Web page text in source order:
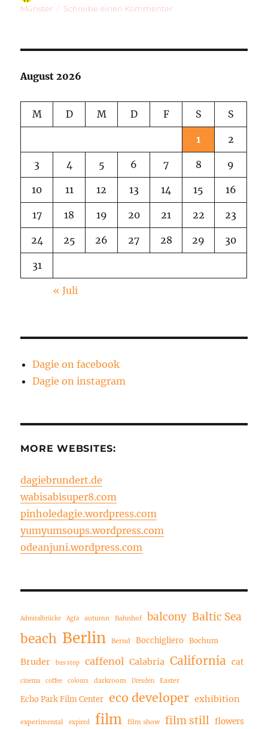
am
Münster
Schreibe einen Kommentarzu
August 2026
M D M D F S S
1 2
3 4 5 6 7 8 9
10 11 12 13 14 15 16
17 18 19 20 21 22 23
24 25 26 27 28 29 30
31
« Juli
Dagie on facebook
Dagie on instagram
MORE WEBSITES:
dagiebrundert.de
wabisabisuper8.com
pinholedagie.wordpress.com
yumyumsoups.wordpress.com
odeanjuni.wordpress.com
Admiralbrücke Agfa autumn Bahnhof balcony Baltic Sea
beach Berlin Bernd Bocchigliero Bochum
Bruder bus stop caffenol Calabria California cat
cinema coffee colours darkroom Dresden Easter
Echo Park Film Center eco developer exhibition
experimental expired film film show film still flowers